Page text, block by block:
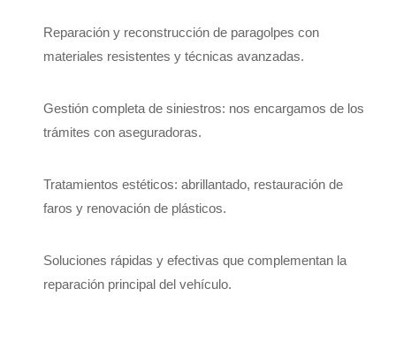
Reparación y reconstrucción de paragolpes con
materiales resistentes y técnicas avanzadas.
Gestión completa de siniestros: nos encargamos de los
trámites con aseguradoras.
Tratamientos estéticos: abrillantado, restauración de
faros y renovación de plásticos.
Soluciones rápidas y efectivas que complementan la
reparación principal del vehículo.